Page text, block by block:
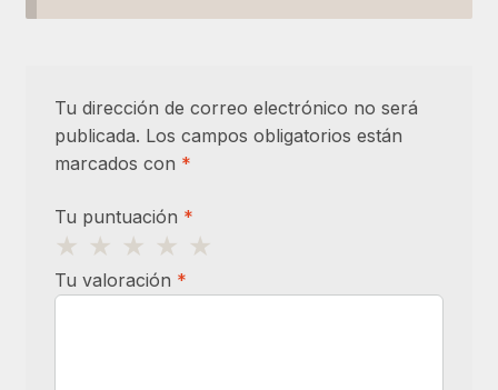
Tu dirección de correo electrónico no será
publicada. Los campos obligatorios están
marcados con *
Tu puntuación *
Tu valoración *